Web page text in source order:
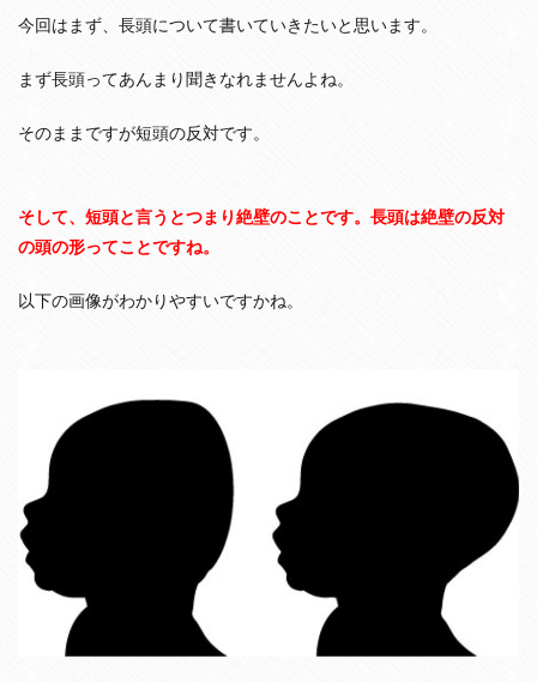
イ
リ
ン
ス
症
群
の
に
な
っ
は
今回はまず、長頭について書いていきたいと思います。
まず長頭ってあんまり聞きなれませんよね。
そのままですが短頭の反対です。
そして、短頭と言うとつまり絶壁のことです。長頭は絶壁の反対
の頭の形ってことですね。
以下の画像がわかりやすいですかね。